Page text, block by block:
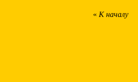
« К началу